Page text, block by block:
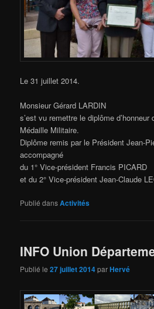
Le 31 juillet 2014.
Monsieur Gérard LARDIN
s’est vu remettre le diplôme
Médaille Militaire.
Diplôme remis par le Président Jean-
accompagné
du 1° Vice-président Francis PICARD
et du 2° Vice-président Jean-Claude
Publié dansActivités
INFO Union
Publié le27 juillet 2014parHervé